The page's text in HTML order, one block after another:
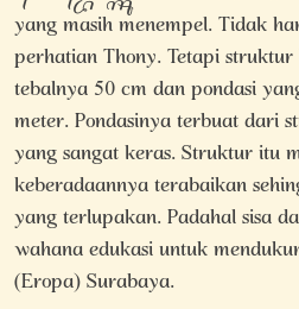
yang masih menempel. Tidak
perhatian Thony. Tetapi
tebalnya 50 cm dan pondasi
meter. Pondasinya terbuat dari
yang sangat keras. Struktur itu
keberadaannya terabaikan
yang terlupakan. Padahal sisa
wahana edukasi untuk
(Eropa) Surabaya.